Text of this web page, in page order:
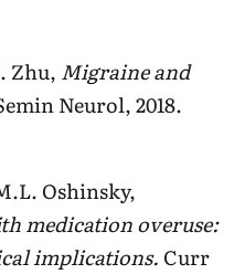
Zhu, Migraine and
Neurol, 2018.
Oshinsky,
medication overuse:
implications. Curr